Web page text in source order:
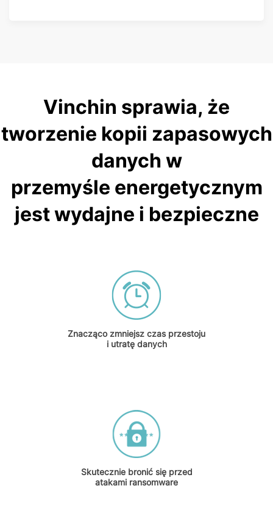
Vinchin sprawia, że
tworzenie kopii zapasowych
danych w
przemyśle energetycznym
jest wydajne i bezpieczne
Znacząco zmniejsz czas przestoju
i utratę danych
Skutecznie bronić się przed
atakami ransomware